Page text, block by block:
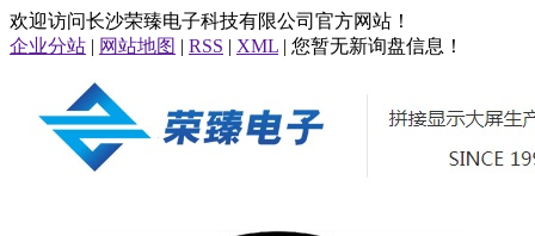
欢迎访问长沙荣臻电子科技有限公司官方网站！
企业分站 | 网站地图 | RSS | XML | 您暂无新询盘信息！